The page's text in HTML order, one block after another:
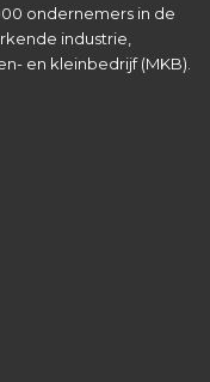
ondernemers in de
industrie,
en kleinbedrijf (MKB).